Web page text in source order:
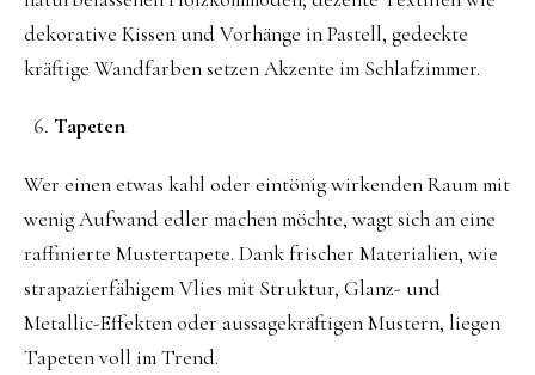
dekorative Kissen und Vorhänge in Pastell, gedeckte
kräftige Wandfarben setzen Akzente im Schlafzimmer.
Tapeten
Wer einen etwas kahl oder eintönig wirkenden Raum mit
wenig Aufwand edler machen möchte, wagt sich an eine
raffinierte Mustertapete. Dank frischer Materialien, wie
strapazierfähigem Vlies mit Struktur, Glanz- und
Metallic-Effekten oder aussagekräftigen Mustern, liegen
Tapeten voll im Trend.